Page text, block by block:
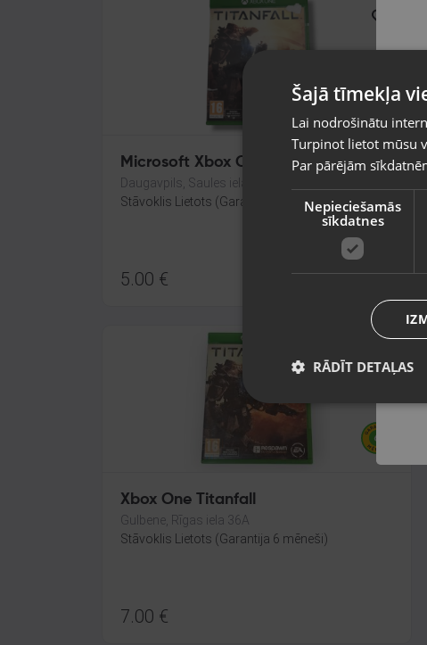
Microsoft Xbox One Titanfall
Daugavpils, Saules iela 55
Stāvoklis Lietots (Garantija 6 mēneši)
5.00 €
Xbox One Titanfall
Gulbene, Rīgas iela 36A
Stāvoklis Lietots (Garantija 6 mēneši)
7.00 €
Šajā tīmekļa
Lai nodrošinātu
Turpinot lietot mūsu
Par pārējām
Nepieciešamās
sīkdatnes
RĀDĪT DETAĻAS